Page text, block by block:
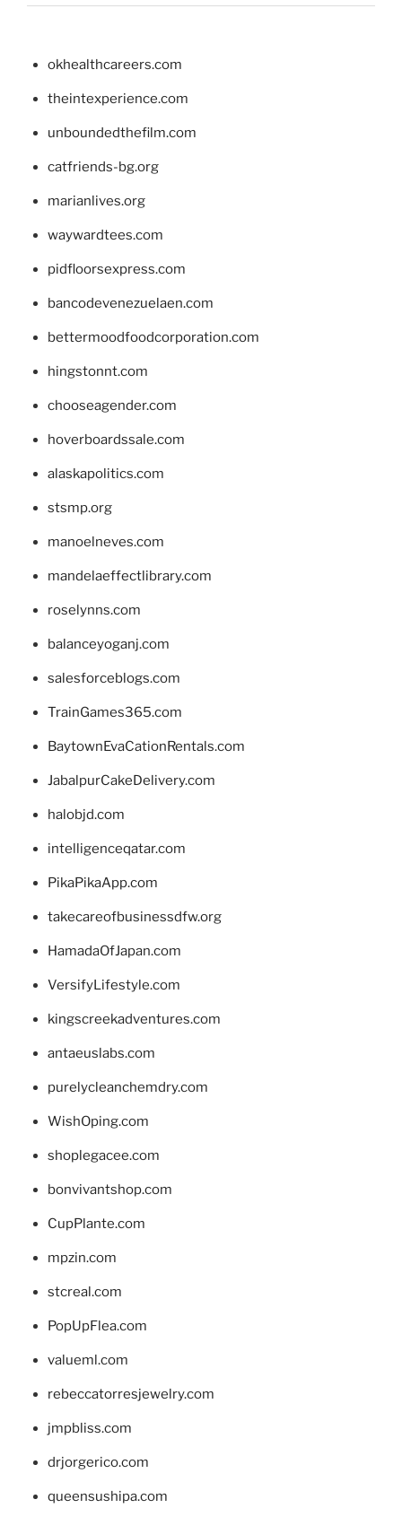
okhealthcareers.com
theintexperience.com
unboundedthefilm.com
catfriends-bg.org
marianlives.org
waywardtees.com
pidfloorsexpress.com
bancodevenezuelaen.com
bettermoodfoodcorporation.com
hingstonnt.com
chooseagender.com
hoverboardssale.com
alaskapolitics.com
stsmp.org
manoelneves.com
mandelaeffectlibrary.com
roselynns.com
balanceyoganj.com
salesforceblogs.com
TrainGames365.com
BaytownEvaCationRentals.com
JabalpurCakeDelivery.com
halobjd.com
intelligenceqatar.com
PikaPikaApp.com
takecareofbusinessdfw.org
HamadaOfJapan.com
VersifyLifestyle.com
kingscreekadventures.com
antaeuslabs.com
purelycleanchemdry.com
WishOping.com
shoplegacee.com
bonvivantshop.com
CupPlante.com
mpzin.com
stcreal.com
PopUpFlea.com
valueml.com
rebeccatorresjewelry.com
jmpbliss.com
drjorgerico.com
queensushipa.com